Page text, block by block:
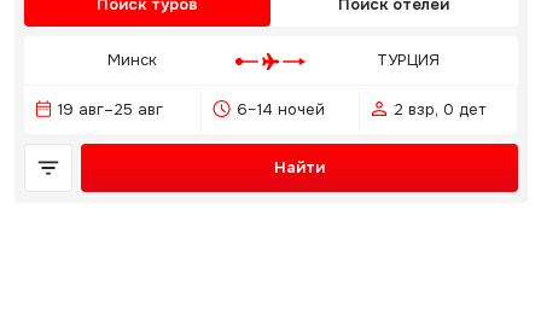
Поиск туров Поиск отелей
Минск ТУРЦИЯ
19 авг–25 авг 6–14 ночей 2 взр, 0 дет
Найти